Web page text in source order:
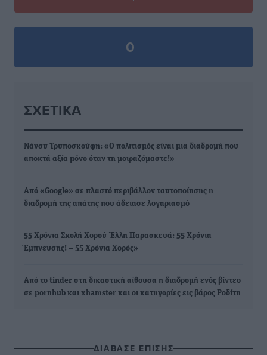
0
ΣΧΕΤΙΚΆ
Νάνσυ Τρυποσκούφη: «Ο πολιτισμός είναι μια διαδρομή που
αποκτά αξία μόνο όταν τη μοιραζόμαστε!»
Από «Google» σε πλαστό περιβάλλον ταυτοποίησης η
διαδρομή της απάτης που άδειασε λογαριασμό
55 Χρόνια Σχολή Χορού Έλλη Παρασκευά: 55 Χρόνια
Έμπνευσης! – 55 Χρόνια Χορός»
Από το tinder στη δικαστική αίθουσα η διαδρομή ενός βίντεο
σε pornhub και xhamster και οι κατηγορίες εις βάρος Ροδίτη
ΔΙΑΒΑΣΕ ΕΠΙΣΗΣ